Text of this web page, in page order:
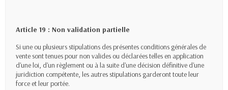
Article 19 : Non validation partielle
Si une ou plusieurs stipulations des présentes conditions générales de
vente sont tenues pour non valides ou déclarées telles en application
d'une loi, d'un règlement ou à la suite d'une décision définitive d'une
juridiction compétente, les autres stipulations garderont toute leur
force et leur portée.